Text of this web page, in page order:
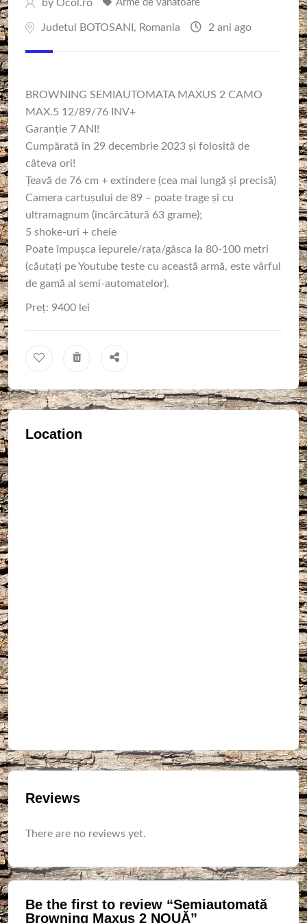
by Ocol.ro Arme de vanatoare
Judetul BOTOSANI , Romania 2 ani ago
BROWNING SEMIAUTOMATA MAXUS 2 CAMO
MAX.5 12/89/76 INV+
Garanție 7 ANI!
Cumpărată în 29 decembrie 2023 și folosită de
câteva ori!
Țeavă de 76 cm + extindere (cea mai lungă și precisă)
Camera cartușului de 89 – poate trage și cu
ultramagnum (încărcătură 63 grame);
5 shoke-uri + cheie
Poate împușca iepurele/rața/gâsca la 80-100 metri
(căutați pe Youtube teste cu această armă, este vârful
de gamă al semi-automatelor).
Preț: 9400 lei
Location
Reviews
There are no reviews yet.
Be the first to review “Semiautomată
Browning Maxus 2 NOUĂ”